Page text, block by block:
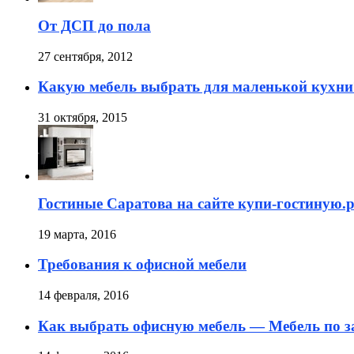
От ДСП до пола
27 сентября, 2012
Какую мебель выбрать для маленькой
31 октября, 2015
Гостиные Саратова на сайте купи-
19 марта, 2016
Требования к офисной мебели
14 февраля, 2016
Как выбрать офисную мебель — Мебель по